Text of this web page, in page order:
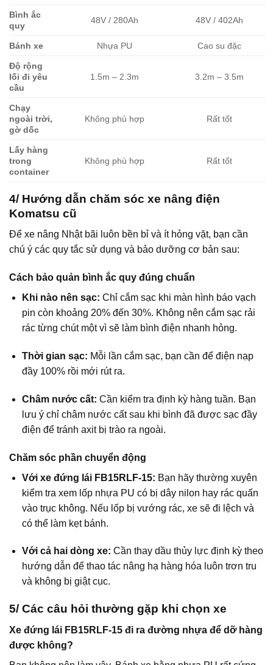
Bình ắc
quy
48V / 280Ah 48V / 402Ah
Bánh xe Nhựa PU Cao su đặc
Độ rộng
lối đi yêu
cầu
1.5m – 2.3m 3.2m – 3.5m
Chạy
ngoài trời,
gờ dốc
Không phù hợp Rất tốt
Lấy hàng
trong
container
Không phù hợp Rất tốt
4/ Hướng dẫn chăm sóc xe nâng điện
Komatsu cũ
Để xe nâng Nhật bãi luôn bền bỉ và ít hỏng vặt, bạn cần
chú ý các quy tắc sử dụng và bảo dưỡng cơ bản sau:
Cách bảo quản bình ắc quy đúng chuẩn
Khi nào nên sạc: Chỉ cắm sạc khi màn hình báo vạch
pin còn khoảng 20% đến 30%. Không nên cắm sạc rải
rác từng chút một vì sẽ làm bình điện nhanh hỏng.
Thời gian sạc: Mỗi lần cắm sạc, bạn cần để điện nạp
đầy 100% rồi mới rút ra.
Châm nước cất: Cần kiểm tra định kỳ hàng tuần. Bạn
lưu ý chỉ châm nước cất sau khi bình đã được sạc đầy
điện để tránh axit bị trào ra ngoài.
Chăm sóc phần chuyển động
Với xe đứng lái FB15RLF-15: Bạn hãy thường xuyên
kiểm tra xem lốp nhựa PU có bị dây nilon hay rác quấn
vào trục không. Nếu lốp bị vướng rác, xe sẽ đi lệch và
có thể làm kẹt bánh.
Với cả hai dòng xe: Cần thay dầu thủy lực định kỳ theo
hướng dẫn để thao tác nâng hạ hàng hóa luôn trơn tru
và không bị giật cục.
5/ Các câu hỏi thường gặp khi chọn xe
Xe đứng lái FB15RLF-15 đi ra đường nhựa để dỡ hàng
được không?